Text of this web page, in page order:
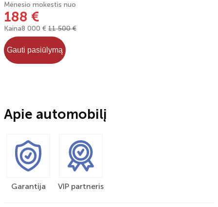
Mėnesio mokestis nuo
188 €
Kaina8 000 € 11 500 €
Gauti pasiūlymą
Apie automobilį
Garantija VIP partneris